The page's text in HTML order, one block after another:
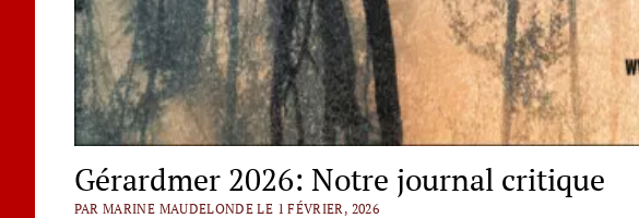
Gérardmer 2026: Notre journal critique
PAR MARINE MAUDELONDE LE 1 FÉVRIER, 2026